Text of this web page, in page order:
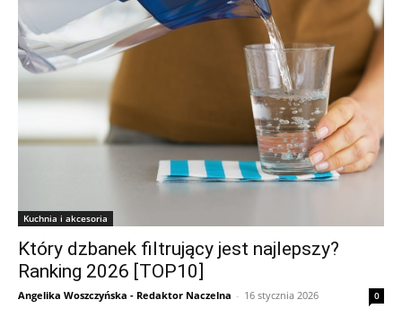
Kuchnia i akcesoria
Który dzbanek filtrujący jest najlepszy?
Ranking 2026 [TOP10]
Angelika Woszczyńska - Redaktor Naczelna - 16 stycznia 2026 0